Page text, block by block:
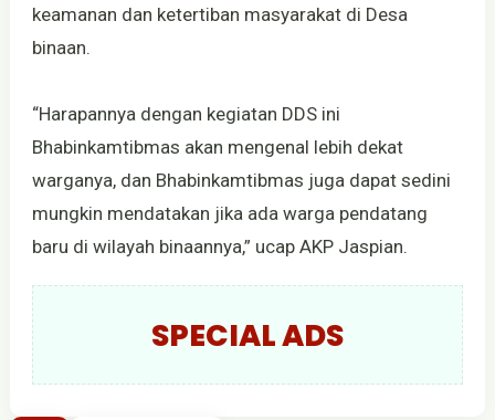
keamanan dan ketertiban masyarakat di Desa
binaan.
“Harapannya dengan kegiatan DDS ini
Bhabinkamtibmas akan mengenal lebih dekat
warganya, dan Bhabinkamtibmas juga dapat sedini
mungkin mendatakan jika ada warga pendatang
baru di wilayah binaannya,” ucap AKP Jaspian.
SPECIAL ADS